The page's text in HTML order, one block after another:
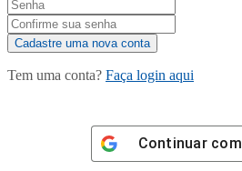
Tem uma conta? Faça login aqui
Continuar com